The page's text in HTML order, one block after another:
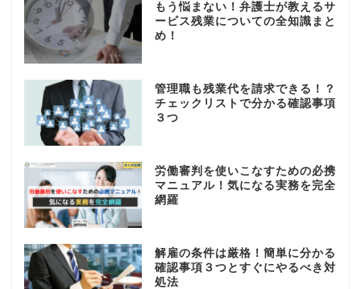
もう悩まない！弁護士が教えるサ
ービス残業についての全知識まと
め！
管理職も残業代を請求できる！？
チェックリストで分かる確認事項
３つ
労働審判を使いこなすための必携
マニュアル！気になる実務を完全
網羅
解雇の条件は厳格！簡単に分かる
確認事項３つとすぐにやるべき対
処法